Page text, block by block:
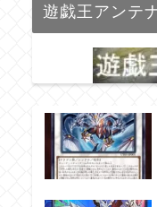
遊戯王アンテ